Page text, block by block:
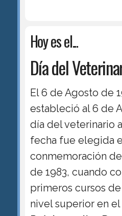
Hoy es el...
Día del
El 6 de Agosto de
estableció al 6 de
día del veterinario
fecha fue elegida
conmemoración
de 1983, cuando
primeros cursos
nivel superior en el